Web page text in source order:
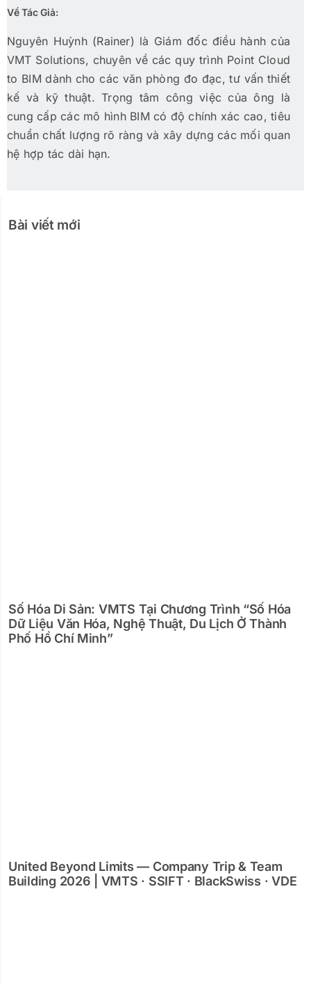
Về Tác Giả:
Nguyên Huỳnh (Rainer) là Giám đốc điều hành của
VMT Solutions, chuyên về các quy trình Point Cloud
to BIM dành cho các văn phòng đo đạc, tư vấn thiết
kế và kỹ thuật. Trọng tâm công việc của ông là
cung cấp các mô hình BIM có độ chính xác cao, tiêu
chuẩn chất lượng rõ ràng và xây dựng các mối quan
hệ hợp tác dài hạn.
Bài viết mới
Số Hóa Di Sản: VMTS Tại Chương Trình “Số Hóa
Dữ Liệu Văn Hóa, Nghệ Thuật, Du Lịch Ở Thành
Phố Hồ Chí Minh”
United Beyond Limits — Company Trip & Team
Building 2026 | VMTS · SSIFT · BlackSwiss · VDE